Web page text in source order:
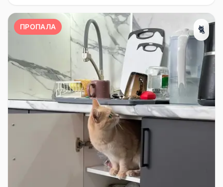
ПРОПАЛА 🐈